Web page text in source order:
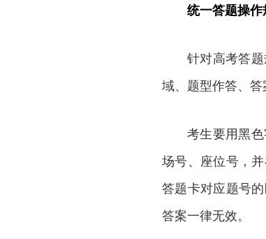
统一答题操
针对高考答
域、题型作答、答
考生要用黑
场号、座位号，
答题卡对应题号
答案一律无效。